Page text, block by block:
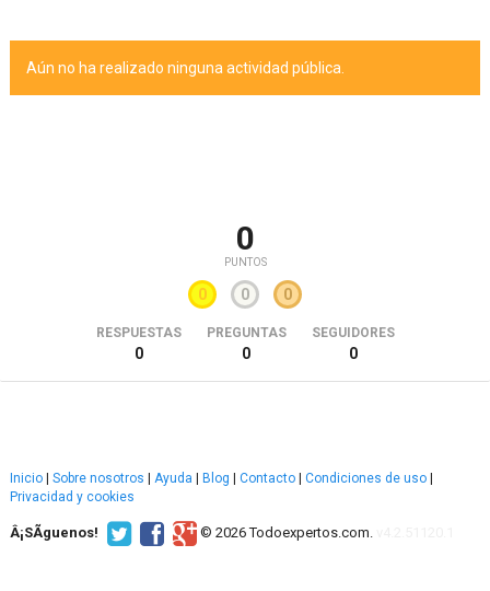
Aún no ha realizado ninguna actividad pública.
0
PUNTOS
0 0 0
RESPUESTAS
0
PREGUNTAS
0
SEGUIDORES
0
Inicio Sobre nosotros Ayuda Blog Contacto Condiciones de uso
Privacidad y cookies
Â¡SÃ­guenos! © 2026 Todoexpertos.com.